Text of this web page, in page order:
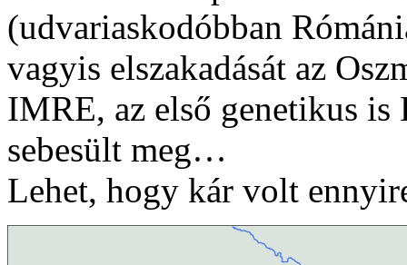
(udvariaskodóbban
vagyis elszakadását az
IMRE, az első genetikus is
sebesült meg…
Lehet, hogy kár volt